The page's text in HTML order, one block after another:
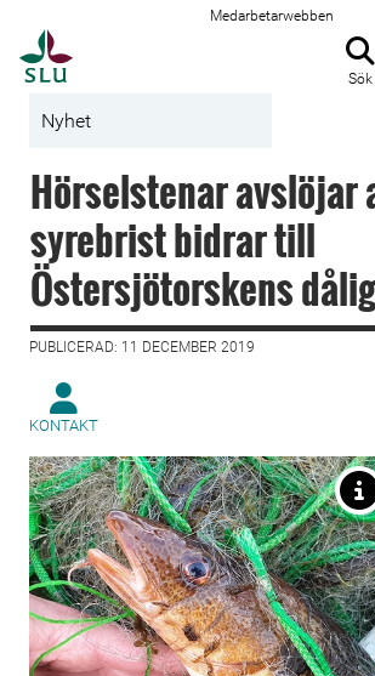
Medarbetarwebben
Sök
Nyhet
Hörselstenar avslöjar
syrebrist bidrar till
Östersjötorskens
PUBLICERAD: 11 DECEMBER 2019
KONTAKT